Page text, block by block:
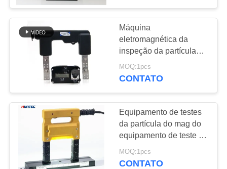
Máquina
eletromagnética da
inspeção da partícula
magnética de máquina
de testes do mpi do
MOQ:1pcs
CONTATO
Equipamento de testes
da partícula do mag do
equipamento de teste da
partícula magnética de
Magnaflux
MOQ:1pcs
CONTATO